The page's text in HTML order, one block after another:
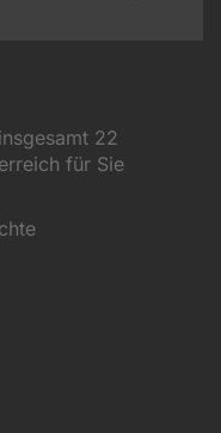
22
für Sie